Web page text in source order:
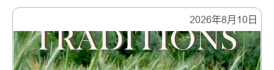
2026年8月10日